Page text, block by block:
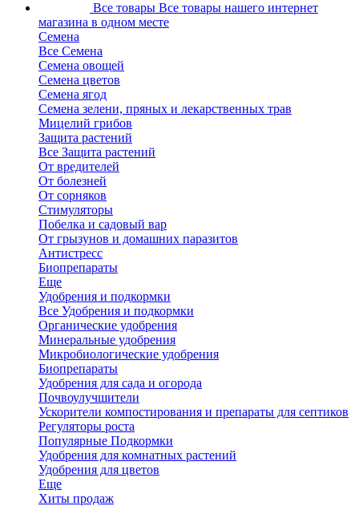
Все товары Все товары нашего интернет
магазина в одном месте
Семена
Все Семена
Семена овощей
Семена цветов
Семена ягод
Семена зелени, пряных и лекарственных трав
Мицелий грибов
Защита растений
Все Защита растений
От вредителей
От болезней
От сорняков
Стимуляторы
Побелка и садовый вар
От грызунов и домашних паразитов
Антистресс
Биопрепараты
Еще
Удобрения и подкормки
Все Удобрения и подкормки
Органические удобрения
Минеральные удобрения
Микробиологические удобрения
Биопрепараты
Удобрения для сада и огорода
Почвоулучшители
Ускорители компостирования и препараты для септиков
Регуляторы роста
Популярные Подкормки
Удобрения для комнатных растений
Удобрения для цветов
Еще
Хиты продаж